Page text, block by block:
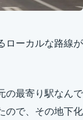
ローカルな路線が
の最寄り駅なんで
ので、その地下化